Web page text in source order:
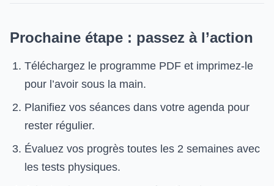
Prochaine étape : passez à l’action
Téléchargez le programme PDF et imprimez-le
pour l’avoir sous la main.
Planifiez vos séances dans votre agenda pour
rester régulier.
Évaluez vos progrès toutes les 2 semaines avec
les tests physiques.